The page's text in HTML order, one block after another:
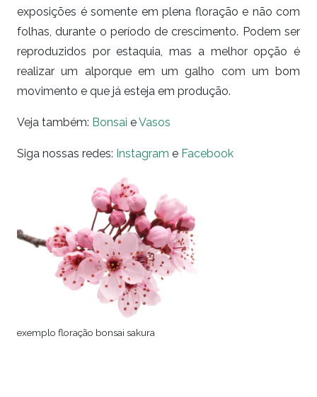
exposições é somente em plena floração e não com
folhas, durante o período de crescimento. Podem ser
reproduzidos por estaquia, mas a melhor opção é
realizar um alporque em um galho com um bom
movimento e que já esteja em produção.
Veja também: Bonsai eVasos
Siga nossas redes: Instagram e Facebook
exemplo floração bonsai sakura